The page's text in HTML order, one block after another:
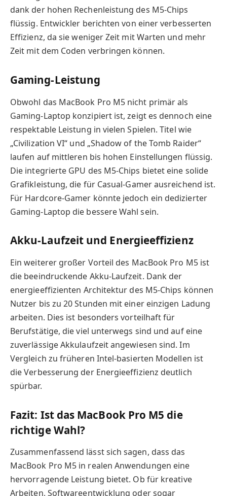
dank der hohen Rechenleistung des M5-Chips
flüssig. Entwickler berichten von einer verbesserten
Effizienz, da sie weniger Zeit mit Warten und mehr
Zeit mit dem Coden verbringen können.
Gaming-Leistung
Obwohl das MacBook Pro M5 nicht primär als
Gaming-Laptop konzipiert ist, zeigt es dennoch eine
respektable Leistung in vielen Spielen. Titel wie
„Civilization VI“ und „Shadow of the Tomb Raider“
laufen auf mittleren bis hohen Einstellungen flüssig.
Die integrierte GPU des M5-Chips bietet eine solide
Grafikleistung, die für Casual-Gamer ausreichend ist.
Für Hardcore-Gamer könnte jedoch ein dedizierter
Gaming-Laptop die bessere Wahl sein.
Akku-Laufzeit und Energieeffizienz
Ein weiterer großer Vorteil des MacBook Pro M5 ist
die beeindruckende Akku-Laufzeit. Dank der
energieeffizienten Architektur des M5-Chips können
Nutzer bis zu 20 Stunden mit einer einzigen Ladung
arbeiten. Dies ist besonders vorteilhaft für
Berufstätige, die viel unterwegs sind und auf eine
zuverlässige Akkulaufzeit angewiesen sind. Im
Vergleich zu früheren Intel-basierten Modellen ist
die Verbesserung der Energieeffizienz deutlich
spürbar.
Fazit: Ist das MacBook Pro M5 die
richtige Wahl?
Zusammenfassend lässt sich sagen, dass das
MacBook Pro M5 in realen Anwendungen eine
hervorragende Leistung bietet. Ob für kreative
Arbeiten, Softwareentwicklung oder sogar